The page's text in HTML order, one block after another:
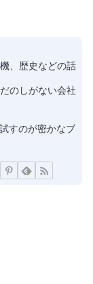
、歴史などの話
のしがない会社
すのが密かなブ